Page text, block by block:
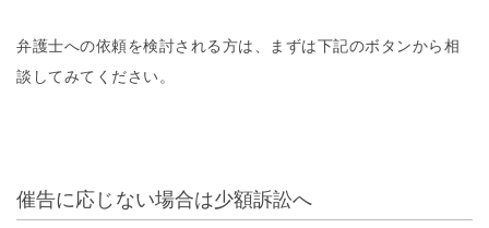
弁護士への依頼を検討される方は、まずは下記のボタンから相
談してみてください。
催告に応じない場合は少額訴訟へ